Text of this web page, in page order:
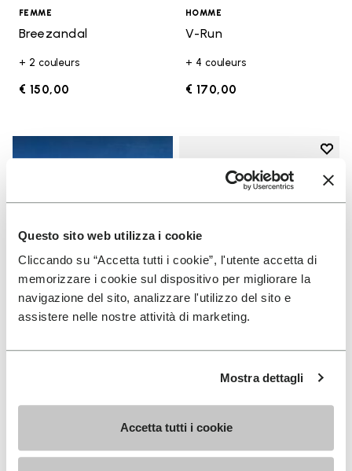
Questo sito web utilizza i cookie
Cliccando su “Accetta tutti i cookie”, l'utente accetta di
memorizzare i cookie sul dispositivo per migliorare la
navigazione del sito, analizzare l'utilizzo del sito e
assistere nelle nostre attività di marketing.
Mostra dettagli
Accetta tutti i cookie
FEMME
Breezandal
+ 2 couleurs
€ 150,00
HOMME
V-Run
+ 4 couleurs
€ 170,00
Add
HOMME
Breezandal
+ 3 couleurs
€ 150,00